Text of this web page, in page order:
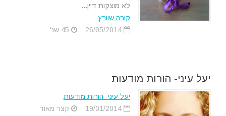
לא מוצקות דיין...
קורה שוורץ
26/05/2014
יעל עיני- הורות מודעות
יעל עיני- הורות מודעות
19/01/2014
קצר מאוד